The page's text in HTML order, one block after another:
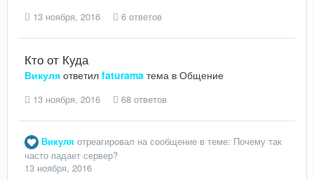
13 ноября, 2016
6 ответов
Кто от Куда
Викуля ответил faturama тема в Общение
13 ноября, 2016 68 ответов
Викуля отреагировал на сообщение в теме: Почему так
часто падает сервер?
13 ноября, 2016